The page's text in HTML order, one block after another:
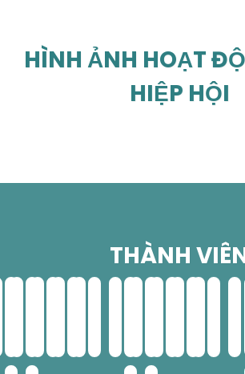
HÌNH ẢNH HOẠT
HIỆP HỘI
THÀNH